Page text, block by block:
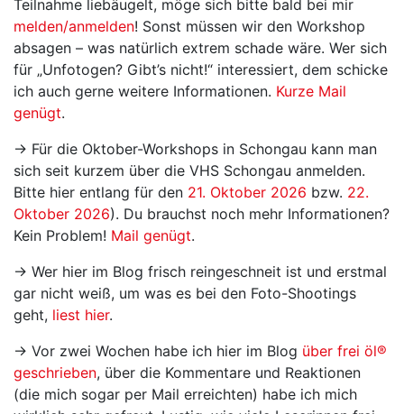
Teilnahme liebäugelt, möge sich bitte bald bei mir
melden/anmelden! Sonst müssen wir den Workshop
absagen – was natürlich extrem schade wäre. Wer sich
für „Unfotogen? Gibt’s nicht!“ interessiert, dem schicke
ich auch gerne weitere Informationen. Kurze Mail
genügt.
→ Für die Oktober-Workshops in Schongau kann man
sich seit kurzem über die VHS Schongau anmelden.
Bitte hier entlang für den 21. Oktober 2026 bzw. 22.
Oktober 2026). Du brauchst noch mehr Informationen?
Kein Problem! Mail genügt.
→ Wer hier im Blog frisch reingeschneit ist und erstmal
gar nicht weiß, um was es bei den Foto-Shootings
geht, liest hier.
→ Vor zwei Wochen habe ich hier im Blog über frei öl®
geschrieben, über die Kommentare und Reaktionen
(die mich sogar per Mail erreichten) habe ich mich